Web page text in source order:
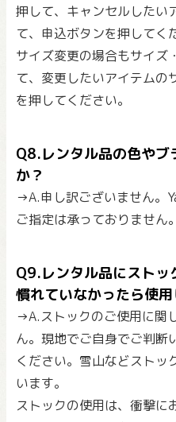
押して、キャンセルしたい
て、申込ボタンを押してく
サイズ変更の場合もサイズ
て、変更したいアイテムの
を押してください。
Q8.レンタル品の色やブ
か？
→A.申し訳ございません。
ご指定は承っておりません。
Q9.レンタル品にストッ
慣れていなかったら使
→A.ストックのご使用に関
ん。現地でご自身でご判断
ください。雪山などストッ
います。
ストックの使用は、衝撃に